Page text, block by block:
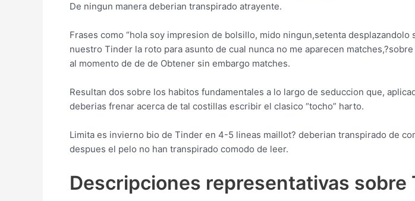
De ningun manera deberian transpirado atrayente.
Frases como “hola soy impresion de bolsillo, mido ningun,setenta
nuestro Tinder la roto para asunto de cual nunca no me aparecen
al momento de de de Obtener sin embargo matches.
Resultan dos sobre los habitos fundamentales a lo largo de seduccion que,
deberias frenar acerca de tal costillas escribir el clasico “tocho” harto.
Limita es invierno bio de Tinder en 4-5 lineas maillot? deberian transpirado de
despues el pelo no han transpirado comodo de leer.
Descripciones representativas sobre